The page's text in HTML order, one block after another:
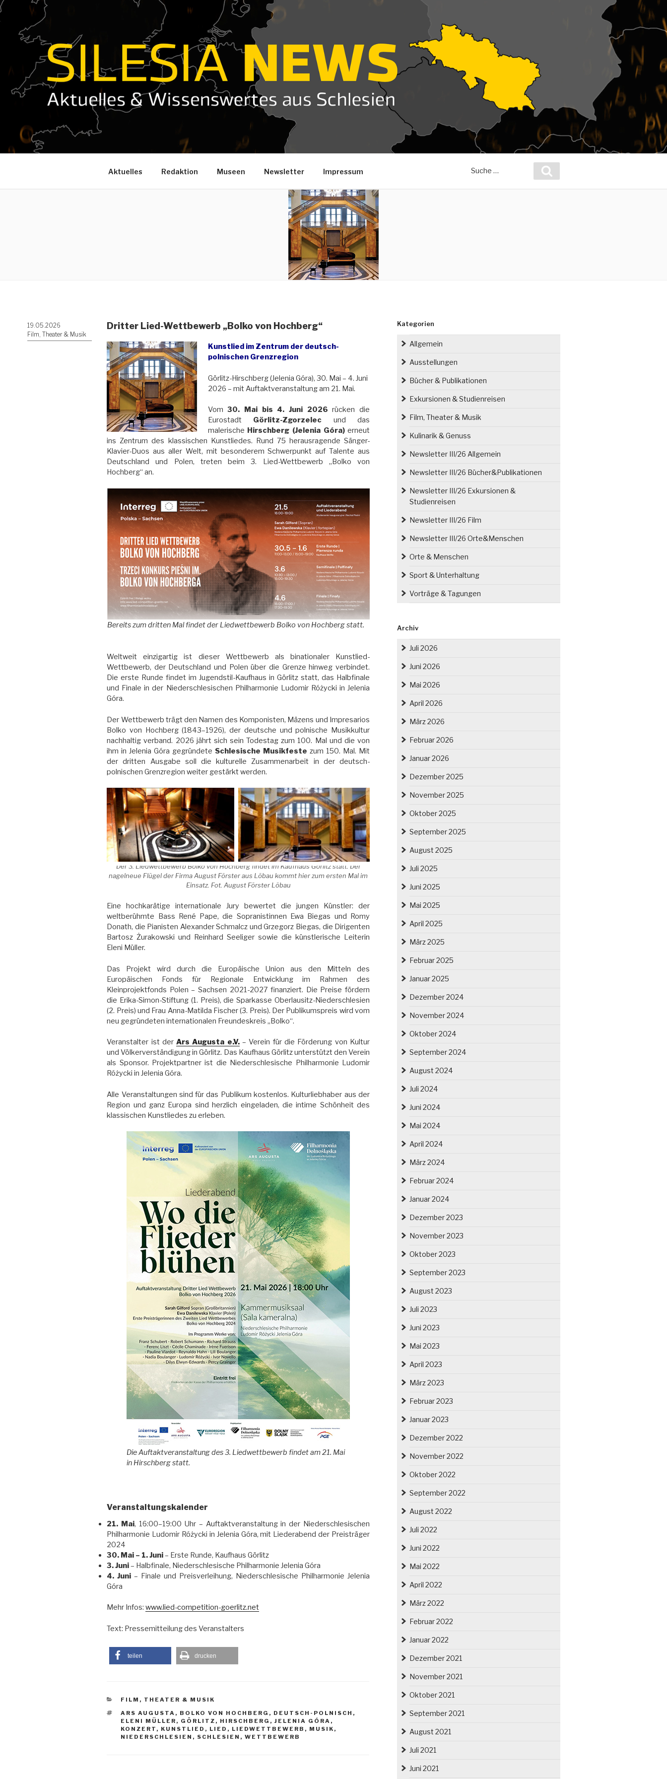
Zum
Inhalt
springen
Aktuelles Redaktion Museen Newsletter Impressum
nach:
Veröffentlicht
am
19.05.2026
Film, Theater & Musik
Dritter Lied-Wettbewerb „Bolko von Hochberg“
Kunstlied im Zentrum der deutsch-
polnischen Grenzregion
Görlitz-Hirschberg (Jelenia Góra), 30. Mai – 4. Juni
2026 – mit Auftaktveranstaltung am 21. Mai.
Vom30. Mai bis 4. Juni 2026 rücken die
Eurostadt Görlitz-Zgorzelec und das
malerische Hirschberg (Jelenia Góra)erneut
ins Zentrum des klassischen Kunstliedes. Rund 75 herausragende Sänger-
Klavier-Duos aus aller Welt, mit besonderem Schwerpunkt auf Talente aus
Deutschland und Polen, treten beim 3. Lied-Wettbewerb „Bolko von
Hochberg“ an.
Bereits zum dritten Mal findet der Liedwettbewerb Bolko von Hochberg statt.
Weltweit einzigartig ist dieser Wettbewerb als binationaler Kunstlied-
Wettbewerb, der Deutschland und Polen über die Grenze hinweg verbindet.
Die erste Runde findet im Jugendstil-Kaufhaus in Görlitz statt, das Halbfinale
und Finale in der Niederschlesischen Philharmonie Ludomir Różycki in Jelenia
Góra.
Der Wettbewerb trägt den Namen des Komponisten, Mäzens und Impresarios
Bolko von Hochberg (1843–1926), der deutsche und polnische Musikkultur
nachhaltig verband. 2026 jährt sich sein Todestag zum 100. Mal und die von
ihm in Jelenia Góra gegründeteSchlesische Musikfeste zum 150. Mal. Mit
der dritten Ausgabe soll die kulturelle Zusammenarbeit in der deutsch-
polnischen Grenzregion weiter gestärkt werden.
Der 3. Liedwettbewerb Bolko von Hochberg findet im Kaufhaus Görlitz statt. Der
nagelneue Flügel der Firma August Förster aus Löbau kommt hier zum ersten Mal im
Einsatz. Fot. August Förster Löbau
Eine hochkarätige internationale Jury bewertet die jungen Künstler: der
weltberühmte Bass René Pape, die Sopranistinnen Ewa Biegas und Romy
Donath, die Pianisten Alexander Schmalcz und Grzegorz Biegas, die Dirigenten
Bartosz Żurakowski und Reinhard Seeliger sowie die künstlerische Leiterin
Eleni Müller.
Das Projekt wird durch die Europäische Union aus den Mitteln des
Europäischen Fonds für Regionale Entwicklung im Rahmen des
Kleinprojektfonds Polen – Sachsen 2021-2027 finanziert. Die Preise fördern
die Erika-Simon-Stiftung (1. Preis), die Sparkasse Oberlausitz-Niederschlesien
(2. Preis) und Frau Anna-Matilda Fischer (3. Preis). Der Publikumspreis wird vom
neu gegründeten internationalen Freundeskreis „Bolko“.
Veranstalter ist derArs Augusta e.V.– Verein für die Förderung von Kultur
und Völkerverständigung in Görlitz. Das Kaufhaus Görlitz unterstützt den Verein
als Sponsor. Projektpartner ist die Niederschlesische Philharmonie Ludomir
Różycki in Jelenia Góra.
Alle Veranstaltungen sind für das Publikum kostenlos. Kulturliebhaber aus der
Region und ganz Europa sind herzlich eingeladen, die intime Schönheit des
klassischen Kunstliedes zu erleben.
Die Auftaktveranstaltung des 3. Liedwettbewerb findet am 21. Mai
in Hirschberg statt.
Veranstaltungskalender
21. Mai, 16:00–19:00 Uhr – Auftaktveranstaltung in der Niederschlesischen
Philharmonie Ludomir Różycki in Jelenia Góra, mit Liederabend der Preisträger
2024
30. Mai – 1. Juni– Erste Runde, Kaufhaus Görlitz
3. Juni– Halbfinale, Niederschlesische Philharmonie Jelenia Góra
4. Juni – Finale und Preisverleihung, Niederschlesische Philharmonie Jelenia
Góra
Mehr Infos:www.lied-competition-goerlitz.net
Text: Pressemitteilung des Veranstalters
teilen drucken
KATEGORIEN
FILM, THEATER & MUSIK
SCHLAGWÖRTER
ARS AUGUSTA , BOLKO VON HOCHBERG , DEUTSCH-POLNISCH ,
ELENI MÜLLER , GÖRLITZ , HIRSCHBERG , JELENIA GÓRA ,
KONZERT , KUNSTLIED , LIED , LIEDWETTBEWERB , MUSIK ,
NIEDERSCHLESIEN , SCHLESIEN , WETTBEWERB
Kategorien
Allgemein
Ausstellungen
Bücher & Publikationen
Exkursionen & Studienreisen
Film, Theater & Musik
Kulinarik & Genuss
Newsletter III/26 Allgemein
Newsletter III/26 Bücher&Publikationen
Newsletter III/26 Exkursionen &
Studienreisen
Newsletter III/26 Film
Newsletter III/26 Orte&Menschen
Orte & Menschen
Sport & Unterhaltung
Vorträge & Tagungen
Archiv
Juli 2026
Juni 2026
Mai 2026
April 2026
März 2026
Februar 2026
Januar 2026
Dezember 2025
November 2025
Oktober 2025
September 2025
August 2025
Juli 2025
Juni 2025
Mai 2025
April 2025
März 2025
Februar 2025
Januar 2025
Dezember 2024
November 2024
Oktober 2024
September 2024
August 2024
Juli 2024
Juni 2024
Mai 2024
April 2024
März 2024
Februar 2024
Januar 2024
Dezember 2023
November 2023
Oktober 2023
September 2023
August 2023
Juli 2023
Juni 2023
Mai 2023
April 2023
März 2023
Februar 2023
Januar 2023
Dezember 2022
November 2022
Oktober 2022
September 2022
August 2022
Juli 2022
Juni 2022
Mai 2022
April 2022
März 2022
Februar 2022
Januar 2022
Dezember 2021
November 2021
Oktober 2021
September 2021
August 2021
Juli 2021
Juni 2021